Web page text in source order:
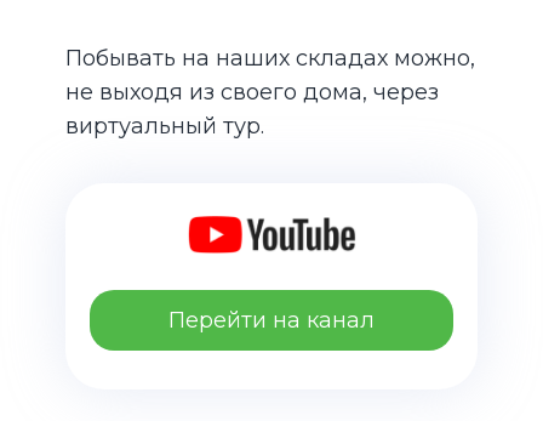
Побывать на наших складах можно,
не выходя из своего дома, через
виртуальный тур.
Перейти на канал